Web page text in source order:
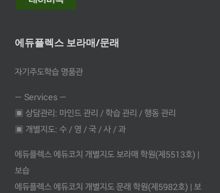
에듀플렉스 보라매/문래
자기주도학습 명품관
— Services —
▣ 상담관리: 마인드 관리 / 학습 관리 / 행동 관리
▣ 개별지도: 수 / 영 / 국 / 사 / 과
에듀플렉스 에듀코치 개별지도 보라매 학원(제5513호) |
보습
에듀플렉스 에듀코치 개별지도 문래 학원(제5982호) | 보